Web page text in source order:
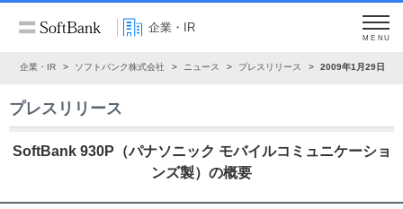
企業・IR
MENU
企業・IR ソフトバンク株式会社 ニュース プレスリリース 2009年1月29日
プレスリリース
SoftBank 930P（パナソニック モバイルコミュニケーショ
ンズ製）の概要